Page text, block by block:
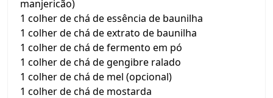
manjericão)
1 colher de chá de essência de baunilha
1 colher de chá de extrato de baunilha
1 colher de chá de fermento em pó
1 colher de chá de gengibre ralado
1 colher de chá de mel (opcional)
1 colher de chá de mostarda